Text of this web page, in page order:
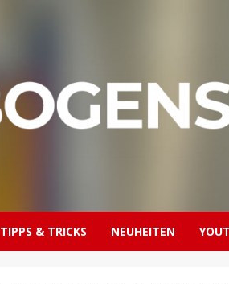
TIPPS & TRICKS NEUHEITEN